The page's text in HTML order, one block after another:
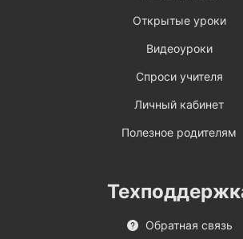
Открытые уроки
Видеоуроки
Спроси учителя
Личный кабинет
Полезное родителям
Обратная связь